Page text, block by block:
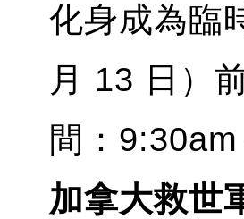
化身成為臨
月 13 日）
間：
加拿大救世